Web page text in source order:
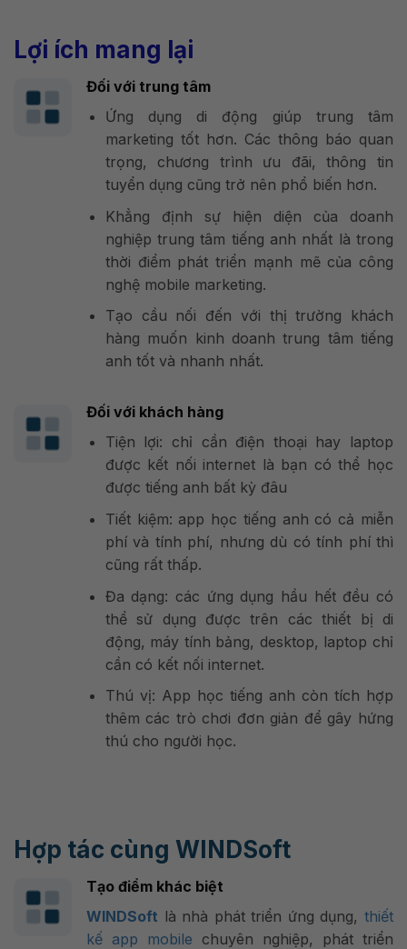
Lợi ích mang lại
Đối với trung tâm
Ứng dụng di động giúp trung tâm
marketing tốt hơn. Các thông báo quan
trọng, chương trình ưu đãi, thông tin
tuyển dụng cũng trở nên phổ biến hơn.
Khẳng định sự hiện diện của doanh
nghiệp trung tâm tiếng anh nhất là trong
thời điểm phát triển mạnh mẽ của công
nghệ mobile marketing.
Tạo cầu nối đến với thị trường khách
hàng muốn kinh doanh trung tâm tiếng
anh tốt và nhanh nhất.
Đối với khách hàng
Tiện lợi: chỉ cần điện thoại hay laptop
được kết nối internet là bạn có thể học
được tiếng anh bất kỳ đâu
Tiết kiệm: app học tiếng anh có cả miễn
phí và tính phí, nhưng dù có tính phí thì
cũng rất thấp.
Đa dạng: các ứng dụng hầu hết đều có
thể sử dụng được trên các thiết bị di
động, máy tính bảng, desktop, laptop chỉ
cần có kết nối internet.
Thú vị: App học tiếng anh còn tích hợp
thêm các trò chơi đơn giản để gây hứng
thú cho người học.
Hợp tác cùng WINDSoft
Tạo điểm khác biệt
WINDSoft là nhà phát triển ứng dụng, thiết
kế app mobile chuyên nghiệp, phát triển